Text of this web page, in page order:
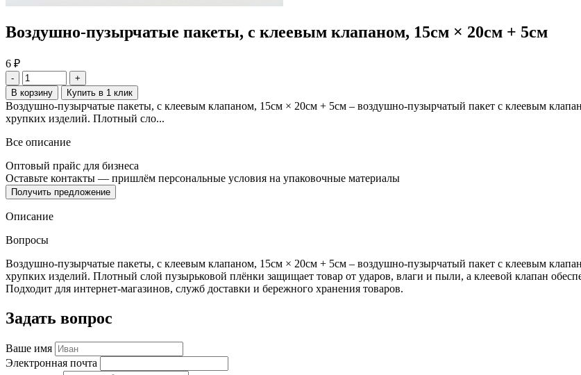
Воздушно-пузырчатые пакеты, с клеевым клапаном, 15см × 20см + 5см
6 ₽
-
+
В корзину
Купить в 1 клик
Воздушно-пузырчатые пакеты, с клеевым клапаном, 15см × 20см + 5см – воздушно-пузырчатый пакет с клеевым
хрупких изделий. Плотный сло...
Все описание
Оптовый прайс для бизнеса
Оставьте контакты — пришлём персональные условия на упаковочные материалы
Получить предложение
Описание
Вопросы
Воздушно-пузырчатые пакеты, с клеевым клапаном, 15см × 20см + 5см – воздушно-пузырчатый пакет с клеевым
хрупких изделий. Плотный слой пузырьковой плёнки защищает товар от ударов, влаги и пыли, а клеевой клапан
Подходит для интернет-магазинов, служб доставки и бережного хранения товаров.
Задать вопрос
Ваше имя
Электронная почта